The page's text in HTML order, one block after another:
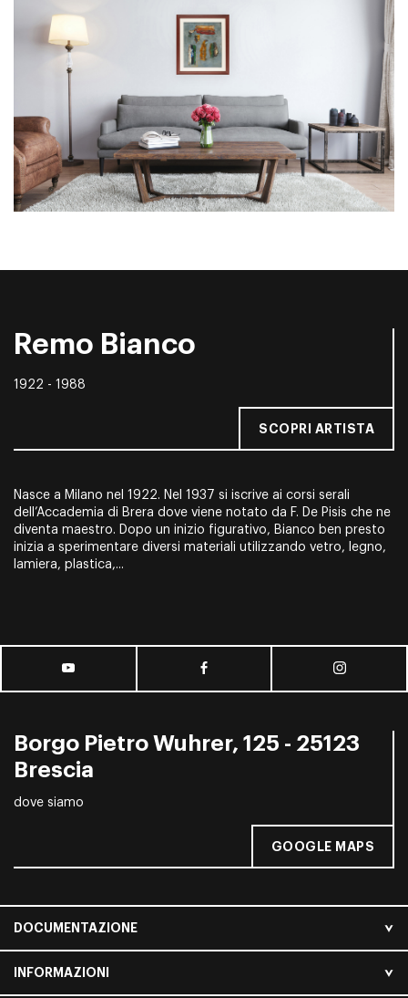
Remo Bianco
1922 - 1988
SCOPRI ARTISTA
Nasce a Milano nel 1922. Nel 1937 si iscrive ai corsi serali
dell’Accademia di Brera dove viene notato da F. De Pisis che ne
diventa maestro. Dopo un inizio figurativo, Bianco ben presto
inizia a sperimentare diversi materiali utilizzando vetro, legno,
lamiera, plastica,...
Borgo Pietro Wuhrer, 125 - 25123
Brescia
dove siamo
GOOGLE MAPS
DOCUMENTAZIONE
INFORMAZIONI